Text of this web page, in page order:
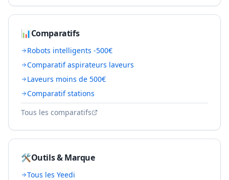
📊Comparatifs
Robots intelligents -500€
Comparatif aspirateurs laveurs
Laveurs moins de 500€
Comparatif stations
Tous les comparatifs
🛠️Outils & Marque
Tous les Yeedi